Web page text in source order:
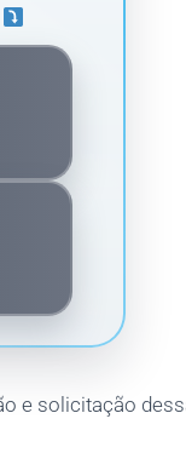
e solicitação